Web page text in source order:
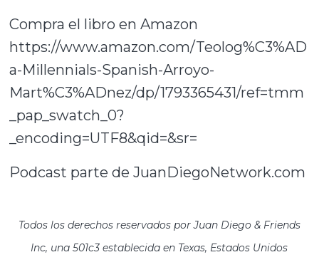
Compra el libro en Amazon
https://www.amazon.com/Teolog%C3%AD
a-Millennials-Spanish-Arroyo-
Mart%C3%ADnez/dp/1793365431/ref=tmm
_pap_swatch_0?
_encoding=UTF8&qid=&sr=
Podcast parte de JuanDiegoNetwork.com
Todos los derechos reservados por Juan Diego & Friends
Inc, una 501c3 establecida en Texas, Estados Unidos